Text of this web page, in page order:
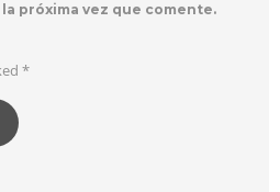
próxima vez que comente.
*